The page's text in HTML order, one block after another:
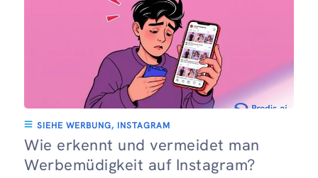
SIEHE WERBUNG, INSTAGRAM
Wie erkennt und vermeidet man
Werbemüdigkeit auf Instagram?